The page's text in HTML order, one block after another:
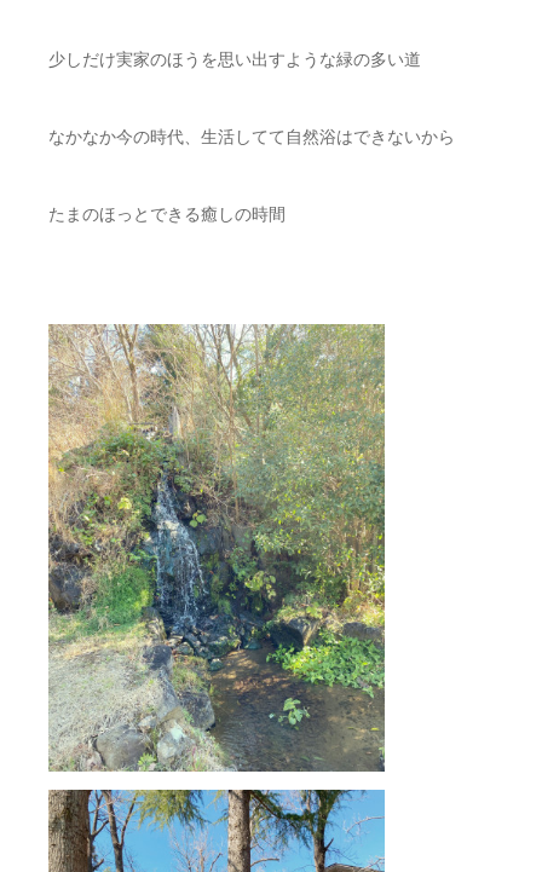
少しだけ実家のほうを思い出すような緑の多い道
なかなか今の時代、生活してて自然浴はできないから
たまのほっとできる癒しの時間